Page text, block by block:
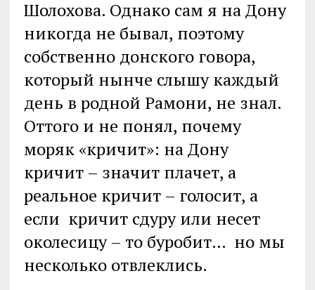
Шолохова. Однако сам я на Дону
никогда не бывал, поэтому
собственно донского говора,
который нынче слышу каждый
день в родной Рамони, не знал.
Оттого и не понял, почему
моряк «кричит»: на Дону
кричит – значит плачет, а
реальное кричит – голосит, а
если кричит сдуру или несет
околесицу – то буробит… но мы
несколько отвлеклись.